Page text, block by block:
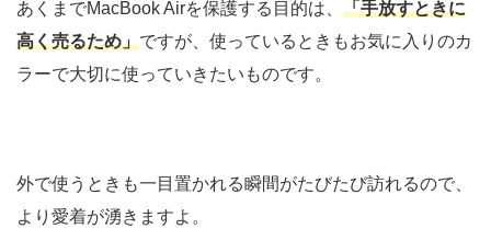
あくまでMacBook Airを保護する目的は、 「手放すときに
高く売るため」ですが、使っているときもお気に入りのカ
ラーで大切に使っていきたいものです。
外で使うときも一目置かれる瞬間がたびたび訪れるので、
より愛着が湧きますよ。